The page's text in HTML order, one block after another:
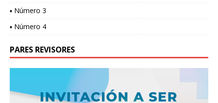
▪ Número 3
▪ Número 4
PARES REVISORES